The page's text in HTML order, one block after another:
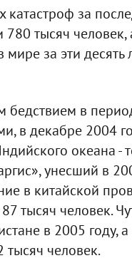
за
780 тысяч
за эти
в
в декабре 2004
океана -
унесший в
в китайской
тысяч человек.
в 2005 году,
тысяч человек.